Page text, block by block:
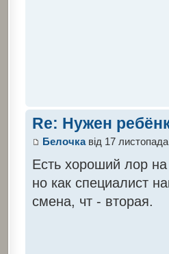
Re: Нужен
Белочкавід 17
Есть хороший лор
но как специалист
смена, чт - вторая.